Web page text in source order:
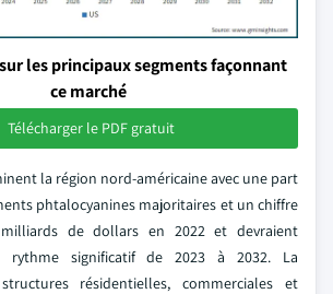
les principaux segments façonnant
ce marché
Télécharger le PDF gratuit
la région nord-américaine avec une part
phtalocyanines majoritaires et un chiffre
de dollars en 2022 et devraient
rythme significatif de 2023 à 2032. La
résidentielles, commerciales et